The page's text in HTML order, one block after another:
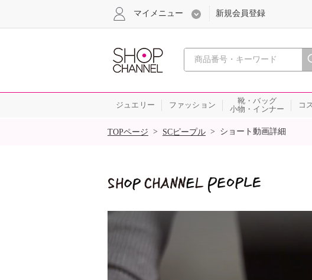
心おどる、瞬間を。通
マイメニュー 新規会員登録
ジュエリー ファッション
靴・バッグ
小物・インナー
コ
SALE
TOPページ > SCピープル > ショート動画詳細